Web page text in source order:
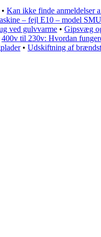
• Kan ikke finde anmeldelser
– fejl E10 – model
ved gulvvarme • Gipsvæg
400v til 230v: Hvordan
• Udskiftning af